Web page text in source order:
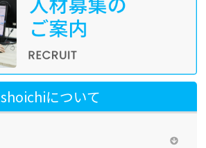
shoichiについて